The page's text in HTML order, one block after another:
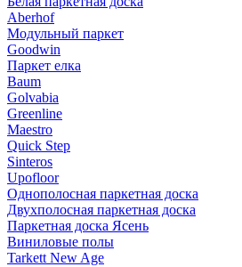
Aberhof
Модульный паркет
Goodwin
Паркет елка
Baum
Golvabia
Greenline
Maestro
Quick Step
Sinteros
Upofloor
Однополосная паркетная доска
Двухполосная паркетная доска
Паркетная доска Ясень
Виниловые полы
Tarkett New Age